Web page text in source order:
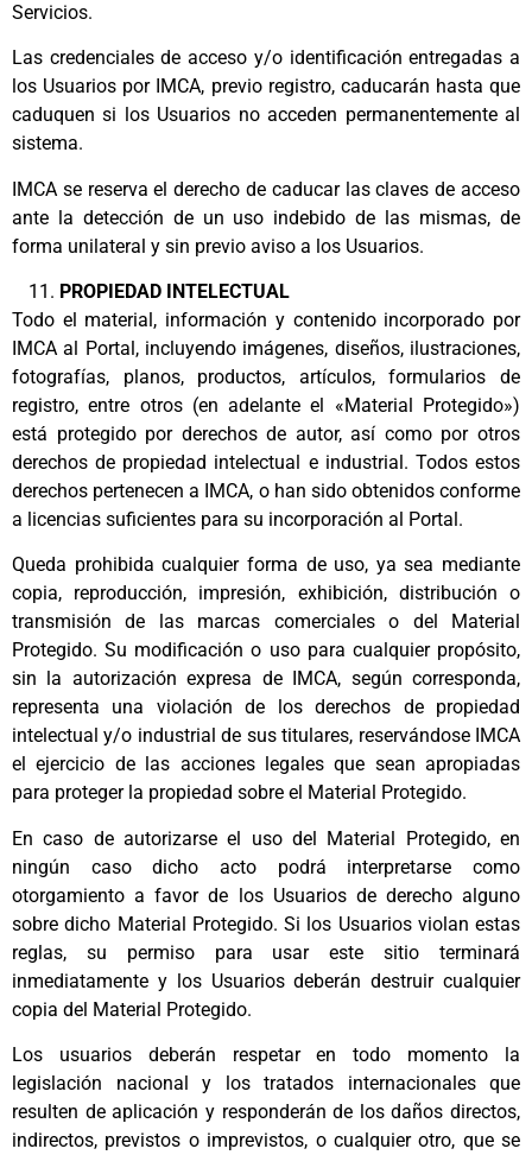
Servicios.
Las credenciales de acceso y/o identificación entregadas a
los Usuarios por IMCA, previo registro, caducarán hasta que
caduquen si los Usuarios no acceden permanentemente al
sistema.
IMCA se reserva el derecho de caducar las claves de acceso
ante la detección de un uso indebido de las mismas, de
forma unilateral y sin previo aviso a los Usuarios.
PROPIEDAD INTELECTUAL
Todo el material, información y contenido incorporado por
IMCA al Portal, incluyendo imágenes, diseños, ilustraciones,
fotografías, planos, productos, artículos, formularios de
registro, entre otros (en adelante el «Material Protegido»)
está protegido por derechos de autor, así como por otros
derechos de propiedad intelectual e industrial. Todos estos
derechos pertenecen a IMCA, o han sido obtenidos conforme
a licencias suficientes para su incorporación al Portal.
Queda prohibida cualquier forma de uso, ya sea mediante
copia, reproducción, impresión, exhibición, distribución o
transmisión de las marcas comerciales o del Material
Protegido. Su modificación o uso para cualquier propósito,
sin la autorización expresa de IMCA, según corresponda,
representa una violación de los derechos de propiedad
intelectual y/o industrial de sus titulares, reservándose IMCA
el ejercicio de las acciones legales que sean apropiadas
para proteger la propiedad sobre el Material Protegido.
En caso de autorizarse el uso del Material Protegido, en
ningún caso dicho acto podrá interpretarse como
otorgamiento a favor de los Usuarios de derecho alguno
sobre dicho Material Protegido. Si los Usuarios violan estas
reglas, su permiso para usar este sitio terminará
inmediatamente y los Usuarios deberán destruir cualquier
copia del Material Protegido.
Los usuarios deberán respetar en todo momento la
legislación nacional y los tratados internacionales que
resulten de aplicación y responderán de los daños directos,
indirectos, previstos o imprevistos, o cualquier otro, que se